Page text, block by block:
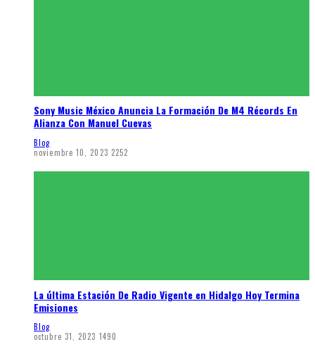
Sony Music México Anuncia La Formación De M4 Récords En
Alianza Con Manuel Cuevas
Blog
noviembre 10, 2023 2252
La última Estación De Radio Vigente en Hidalgo Hoy Termina
Emisiones
Blog
octubre 31, 2023 1490